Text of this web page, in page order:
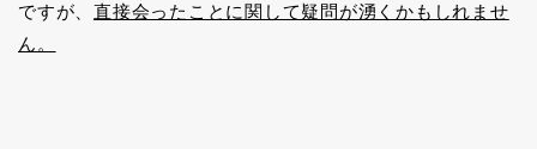
ですが、直接会ったことに関して疑問が湧くかもしれませ
ん。